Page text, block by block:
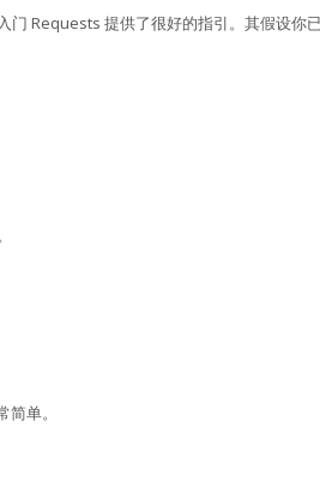
门 Requests 提供了很好的指引。其假设你
单。